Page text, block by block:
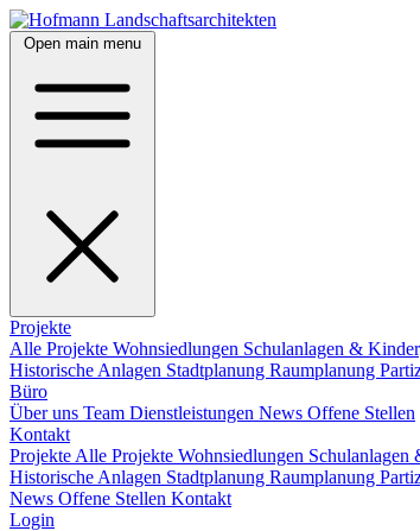
Open main menu
Projekte
Alle Projekte Wohnsiedlungen Schulanlagen &
Historische Anlagen Stadtplanung Raumplanung
Büro
Über uns Team Dienstleistungen News Offene Stellen
Kontakt
Projekte Alle Projekte Wohnsiedlungen Schulanlagen
Historische Anlagen Stadtplanung Raumplanung
News Offene Stellen Kontakt
Login